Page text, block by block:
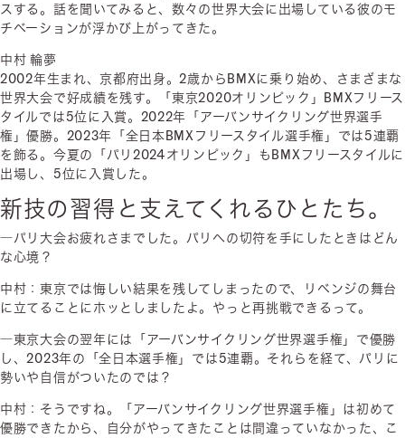
スする。話を聞いてみると、数々の世界大会に出場している彼のモ
チベーションが浮かび上がってきた。
中村 輪夢
2002年生まれ、京都府出身。2歳からBMXに乗り始め、さまざまな
世界大会で好成績を残す。「東京2020オリンピック」BMXフリース
タイルでは5位に入賞。2022年「アーバンサイクリング世界選手
権」優勝。2023年「全日本BMXフリースタイル選手権」では5連覇
を飾る。今夏の「パリ2024オリンピック」もBMXフリースタイルに
出場し、5位に入賞した。
新技の習得と支えてくれるひとたち。
―パリ大会お疲れさまでした。パリへの切符を手にしたときはどん
な心境？
中村：東京では悔しい結果を残してしまったので、リベンジの舞台
に立てることにホッとしましたよ。やっと再挑戦できるって。
―東京大会の翌年には「アーバンサイクリング世界選手権」で優勝
し、2023年の「全日本選手権」では5連覇。それらを経て、パリに
勢いや自信がついたのでは？
中村：そうですね。「アーバンサイクリング世界選手権」は初めて
優勝できたから、自分がやってきたことは間違っていなかった、こ